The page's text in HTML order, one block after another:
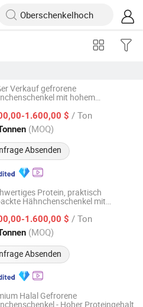
Verkauf gefrorene
mit hohem
1.600,00 $ / Ton
(MOQ)
Absenden
Trade Co., Ltd.
Seit 2022
Protein, praktisch
Hähnchenschenkel mit
1.600,00 $ / Ton
(MOQ)
Absenden
Trade Co., Ltd.
Seit 2022
Halal Gefrorene
- Hoher Proteingehalt